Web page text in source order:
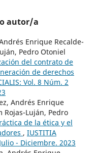
autor/a
Enrique Recalde-
Pedro Otoniel
del contrato de
de derechos
Vol. 8 Núm. 2
Andrés Enrique
Rojas-Luján, Pedro
de la ética y el
, IUSTITIA
- Diciembre. 2023